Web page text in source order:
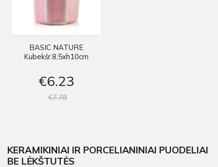
BASIC NATURE
Kubekśr.8,5xh10cm
€6 23
€778
KERAMIKINIAI IR PORCELIANINIAI PUODELIAI
BE LĖKŠTUTĖS